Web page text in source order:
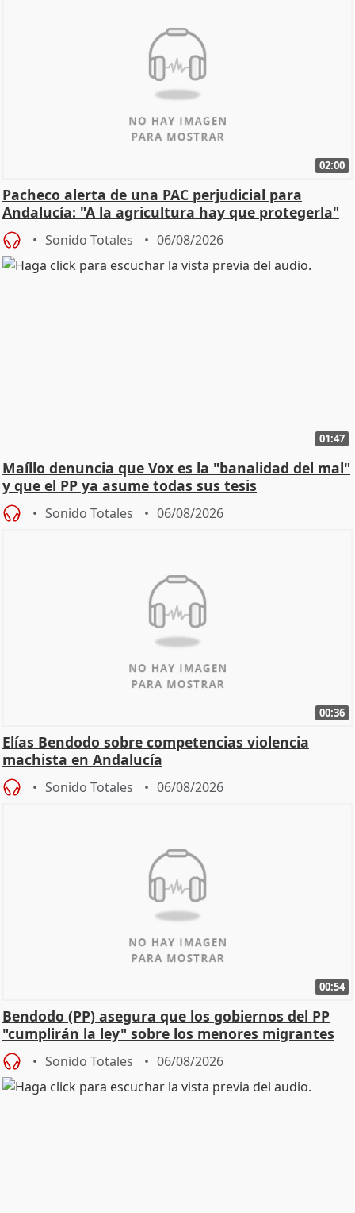
02:00
Pacheco alerta de una PAC perjudicial para
Andalucía: "A la agricultura hay que protegerla"
Sonido Totales 06/08/2026
01:47
Maíllo denuncia que Vox es la "banalidad del mal"
y que el PP ya asume todas sus tesis
Sonido Totales 06/08/2026
00:36
Elías Bendodo sobre competencias violencia
machista en Andalucía
Sonido Totales 06/08/2026
00:54
Bendodo (PP) asegura que los gobiernos del PP
"cumplirán la ley" sobre los menores migrantes
Sonido Totales 06/08/2026